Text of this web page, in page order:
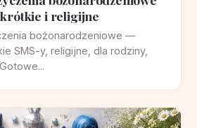
i religijne
bożonarodzeniowe —
SMS-y, religijne, dla rodziny,